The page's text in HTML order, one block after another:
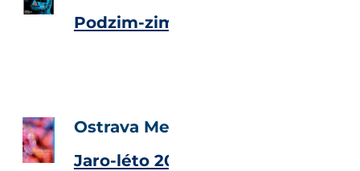
Podzim-zima 2009
Ostrava Metropolitan Magazine
Jaro-léto 2009